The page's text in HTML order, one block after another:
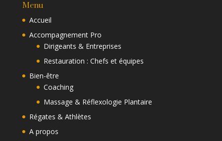
Menu
Accueil
Accompagnement Pro
Dirigeants & Entreprises
Restauration : Chefs et équipes
Bien-être
Coaching
Massage & Réflexologie Plantaire
Régates & Athlètes
A propos